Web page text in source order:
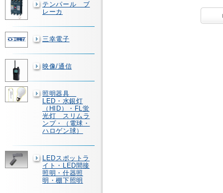
テンパール ブ
レーカ
三幸電子
映像/通信
照明器具
LED・水銀灯
（HID）・FL蛍
光灯 スリムラ
ンプ・（電球・
ハロゲン球）
LEDスポットラ
イト・LED間接
照明・什器照
明・棚下照明